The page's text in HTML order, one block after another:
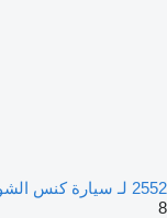
2552 لـ سيارة كنس الشوارع
8